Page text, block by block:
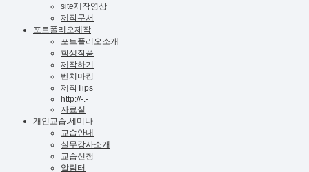
site제작영상
제작문서
포트폴리오제작
포트폴리오소개
학생작품
제작하기
벤치마킹
제작Tips
http://-.-
자료실
개인교습.세미나
교습안내
실무강사소개
교습신청
알림터